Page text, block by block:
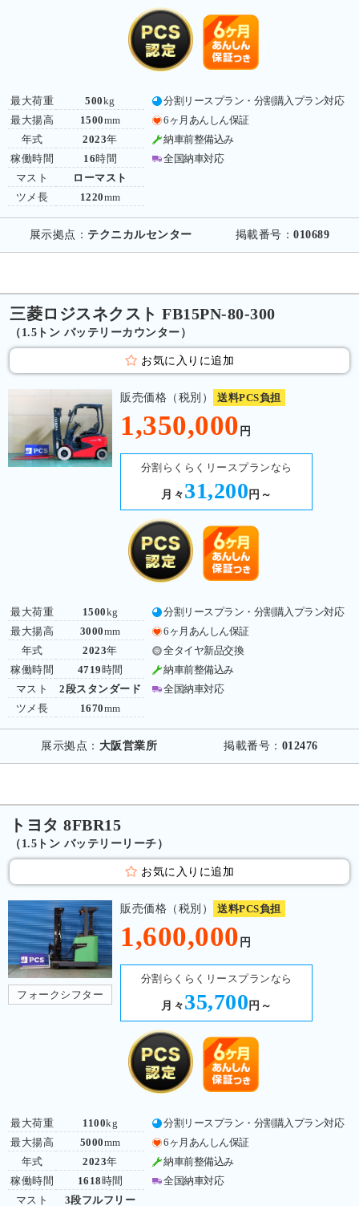
最大荷重
最大揚高
年式
稼働時間
マスト
ツメ長
500kg
1500mm
2023年
16時間
ローマスト
1220mm
分割リースプラン・分割購入プラン対応
6ヶ月あんしん保証
納車前整備込み
全国納車対応
展示拠点： テクニカルセンター 掲載番号：010689
三菱ロジスネクスト FB15PN-80-300
（1.5トン バッテリーカウンター）
お気に入りに追加
販売価格（税別） 送料PCS負担
1,350,000 円
分割らくらくリースプランなら
月々 31,200 円～
最大荷重
最大揚高
年式
稼働時間
マスト
ツメ長
1500kg
3000mm
2023年
4719 時間
2段スタンダード
1670mm
分割リースプラン・分割購入プラン対応
6ヶ月あんしん保証
全タイヤ新品交換
納車前整備込み
全国納車対応
展示拠点： 大阪営業所 掲載番号： 012476
トヨタ 8FBR15
（1.5トン バッテリーリーチ）
お気に入りに追加
フォークシフター
販売価格（税別） 送料PCS負担
1,600,000 円
分割らくらくリースプランなら
月々 35,700 円～
最大荷重
最大揚高
年式
稼働時間
マスト
1100kg
5000mm
2023年
1618 時間
3段フルフリー
分割リースプラン・分割購入プラン対応
6ヶ月あんしん保証
納車前整備込み
全国納車対応